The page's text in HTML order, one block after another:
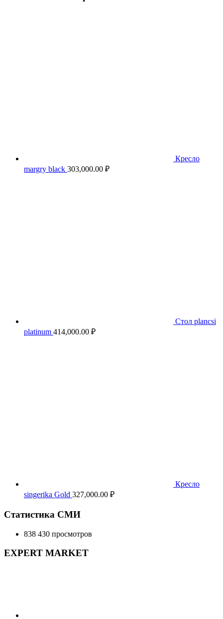
Кресло
margry black 303,000.00 ₽
Стол plancsi
platinum 414,000.00 ₽
Кресло
singerika Gold 327,000.00 ₽
Статистика СМИ
838 430 просмотров
EXPERT MARKET